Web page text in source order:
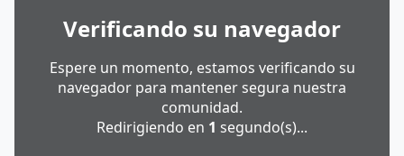
Verificando su navegador
Espere un momento, estamos verificando su
navegador para mantener segura nuestra
comunidad.
Redirigiendo en 1 segundo(s)...